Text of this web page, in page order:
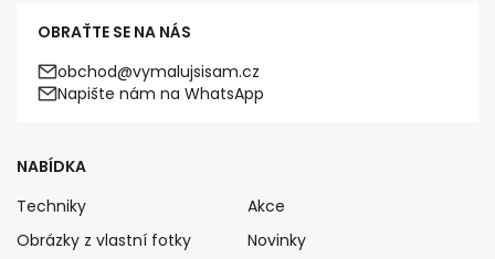
OBRAŤTE SE NA NÁS
obchod@vymalujsisam.cz
Napište nám na WhatsApp
NABÍDKA
Techniky
Obrázky z vlastní fotky
Akce
Novinky